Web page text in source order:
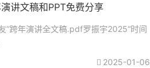
讲文稿和PPT免费分享
”跨年演讲全文稿.pdf罗振宇2025“时间
2025-01-06